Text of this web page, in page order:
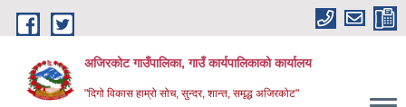
Skip to main content
अजिरकोट गाउँपालिका, गाउँ कार्यपालिकाको कार्यालय
"दिगो विकास हाम्रो सोच, सुन्दर, शान्त, समृद्ध अजिरकोट"